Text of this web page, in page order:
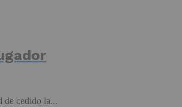
de cedido la...